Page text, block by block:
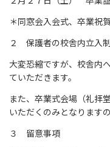
＊同窓会入会式、卒業祝
２ 保護者の校舎内立入
大変恐縮ですが、校舎内
ていただきます。
また、卒業式会場（礼拝
いただくのみとなります
３ 留意事項